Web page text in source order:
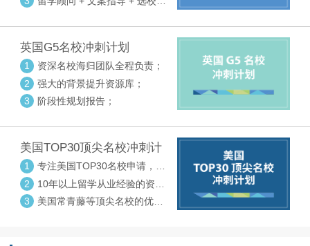
英国G5名校冲刺计划
1
资深名校海归团队全程负责；
2
强大的背景提升资源库；
3
阶段性规划报告；
美国TOP30顶尖名校冲刺计
划
1
专注美国TOP30名校申请，高
度个性化指导
2
10年以上留学从业经验的资深
中方顾问
3
美国常青藤等顶尖名校的优秀